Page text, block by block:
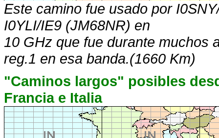
Este camino fue usado por
I0YLI/IE9 (JM68NR) en
10 GHz que fue durante muchos
reg.1 en esa banda.(1660 Km)
"Caminos largos" posibles
Francia e Italia